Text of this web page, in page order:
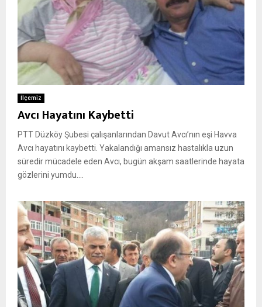
İlçemiz
Avcı Hayatını Kaybetti
PTT Düzköy Şubesi çalışanlarından Davut Avcı’nın eşi Havva
Avcı hayatını kaybetti. Yakalandığı amansız hastalıkla uzun
süredir mücadele eden Avcı, bugün akşam saatlerinde hayata
gözlerini yumdu....